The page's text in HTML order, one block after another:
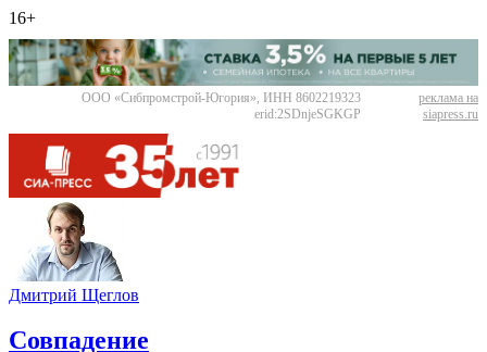
16+
ООО «Сибпромстрой-Югория», ИНН 8602219323
erid:2SDnjeSGKGP
реклама на
siapress.ru
Дмитрий Щеглов
​Совпадение